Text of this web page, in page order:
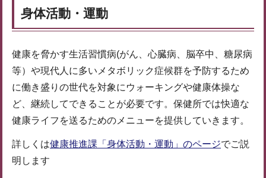
身体活動・運動
健康を脅かす生活習慣病(がん、心臓病、脳卒中、糖尿病
等）や現代人に多いメタボリック症候群を予防するため
に働き盛りの世代を対象にウォーキングや健康体操な
ど、継続してできることが必要です。保健所では快適な
健康ライフを送るためのメニューを提供していきます。
詳しくは健康推進課「身体活動・運動」のページでご説
明します